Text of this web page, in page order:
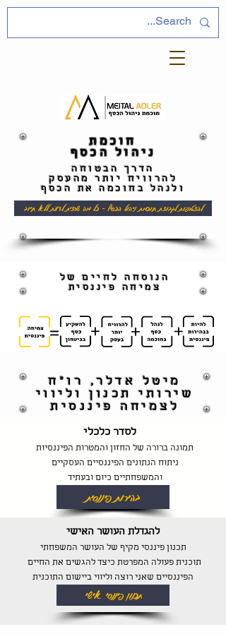
חוכמת
ניהול הכסף
הדרך הבטוחה
להרוויח יותר מהעסק
ולנהל בחוכמה את הכסף
להצטרפות לקבוצת חוכמת ניהול הכסף - כל מה שרצית לדעת ללא חיוב
הנוסחה לחיים של
צמיחה פיננסית
מיטל אדלר, רו"ח
שירותי תכנון וליווי
לצמיחה פיננסית
לסדר כלכלי
תמונה ברורה של החזון והמטרות הפיננסיות
ניתוח הנתונים הפיננסיים העסקיים
והמשפחתיים כיום ובעתיד
בהירות פיננסית
להגדלת העושר האישי
תכנון פיננסי מקיף של העושר המשפחתי
תוכנית פעולה המפרטת כיצד להגשים את החיים
הפיננסיים שאני רוצה וליווי ביישום התוכנית
תכנון פיננסי אישי